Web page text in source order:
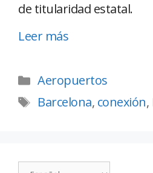
de titularidad estatal.
Leer más
Aeropuertos
Barcelona, conexión,